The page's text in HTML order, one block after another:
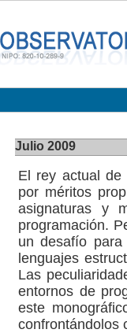
Julio 2009
El rey actual de
por méritos
asignaturas y
programación.
un desafío
lenguajes
Las
entornos de
este
confrontándolos